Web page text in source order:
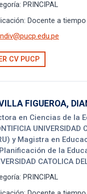
PRINCIPAL
Docente a
CV PUCP
FIGUEROA,
en Ciencias de la
UNIVERSIDAD
y Magistra en
de la
CATOLICA
PRINCIPAL